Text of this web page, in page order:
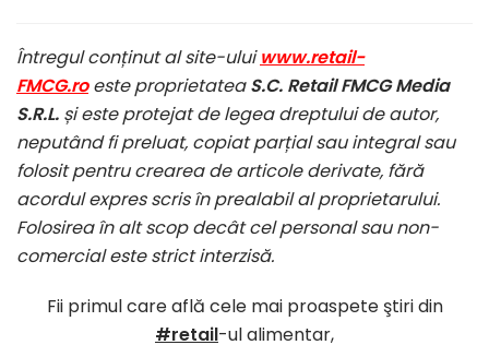
Întregul conținut al site-uluiwww.retail-
FMCG.roeste proprietateaS.C. Retail FMCG Media
S.R.L. și este protejat de legea dreptului de autor,
neputând fi preluat, copiat parțial sau integral sau
folosit pentru crearea de articole derivate, fără
acordul expres scris în prealabil al proprietarului.
Folosirea în alt scop decât cel personal sau non-
comercial este strict interzisă.
Fii primul care află cele mai proaspete ştiri din
#retail-ul alimentar,